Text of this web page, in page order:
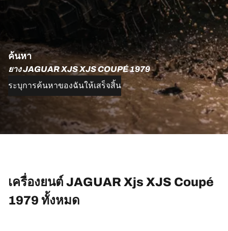
ค้นหา
ยาง JAGUAR XJS XJS COUPÉ 1979
ระบุการค้นหาของฉันให้เสร็จสิ้น
เครื่องยนต์ JAGUAR Xjs XJS Coupé
1979 ทั้งหมด